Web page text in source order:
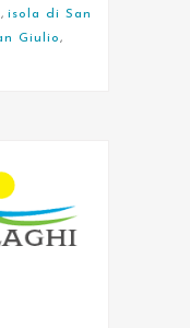
, isola di San
Giulio,